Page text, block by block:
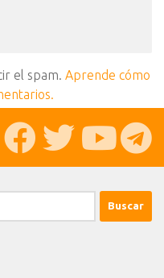
el spam. Aprende cómo